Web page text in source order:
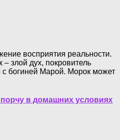
восприятия реальности.
злой дух, покровитель
богиней Марой. Морок может
порчу в домашних условиях